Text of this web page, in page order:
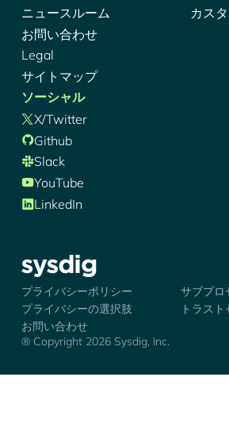
ニュースルーム
お問い合わせ
Legal
サイトマップ
カス
ソーシャル
X/Twitter
Github
Slack
YouTube
LinkedIn
シズディグ-ロゴ
® Copyright 2026 Sysdig, Inc.
プライバシーポリシー
サブプロ
プライバシーの選択肢
トラス
お問い合わせ